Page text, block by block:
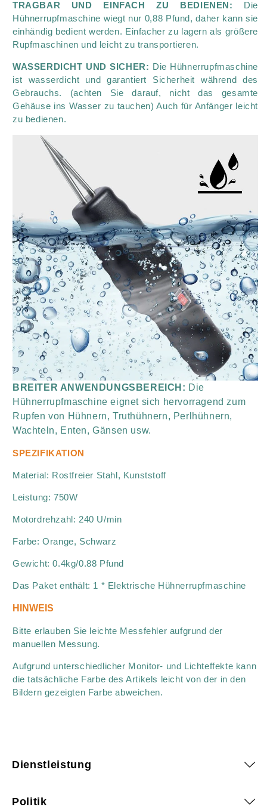
TRAGBAR UND EINFACH ZU BEDIENEN: Die
Hühnerrupfmaschine wiegt nur 0,88 Pfund, daher kann sie
einhändig bedient werden. Einfacher zu lagern als größere
Rupfmaschinen und leicht zu transportieren.
WASSERDICHT UND SICHER: Die Hühnerrupfmaschine
ist wasserdicht und garantiert Sicherheit während des
Gebrauchs. (achten Sie darauf, nicht das gesamte
Gehäuse ins Wasser zu tauchen) Auch für Anfänger leicht
zu bedienen.
BREITER ANWENDUNGSBEREICH: Die
Hühnerrupfmaschine eignet sich hervorragend zum
Rupfen von Hühnern, Truthühnern, Perlhühnern,
Wachteln, Enten, Gänsen usw.
SPEZIFIKATION
Material: Rostfreier Stahl, Kunststoff
Leistung: 750W
Motordrehzahl: 240 U/min
Farbe: Orange, Schwarz
Gewicht: 0.4kg/0.88 Pfund
Das Paket enthält: 1 * Elektrische Hühnerrupfmaschine
HINWEIS
Bitte erlauben Sie leichte Messfehler aufgrund der
manuellen Messung.
Aufgrund unterschiedlicher Monitor- und Lichteffekte kann
die tatsächliche Farbe des Artikels leicht von der in den
Bildern gezeigten Farbe abweichen.
Dienstleistung
Politik